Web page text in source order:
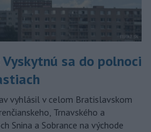
Vyskytnú sa do polnoci
vyhlásil v celom Bratislavskom
Trnavského a
Snina a Sobrance na východe